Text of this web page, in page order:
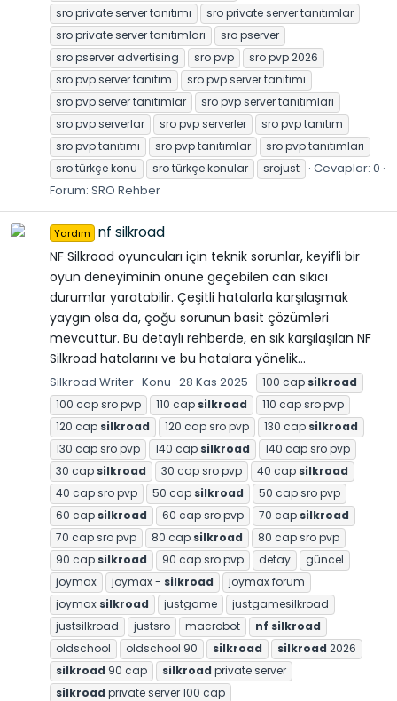
sro private server tanıtımı
sro private server tanıtımlar
sro private server tanıtımları
sro pserver
sro pserver advertising
sro pvp
sro pvp 2026
sro pvp server tanıtım
sro pvp server tanıtımı
sro pvp server tanıtımlar
sro pvp server tanıtımları
sro pvp serverlar
sro pvp serverler
sro pvp tanıtım
sro pvp tanıtımı
sro pvp tanıtımlar
sro pvp tanıtımları
sro türkçe konu
sro türkçe konular srojust
Cevaplar: 0
Forum: SRO Rehber
Yardım nf silkroad
NF Silkroad oyuncuları için teknik sorunlar, keyifli bir
oyun deneyiminin önüne geçebilen can sıkıcı
durumlar yaratabilir. Çeşitli hatalarla karşılaşmak
yaygın olsa da, çoğu sorunun basit çözümleri
mevcuttur. Bu detaylı rehberde, en sık karşılaşılan NF
Silkroad hatalarını ve bu hatalara yönelik...
Silkroad Writer Konu 28 Kas 2025 100 cap silkroad
100 cap sro pvp
110 cap silkroad
110 cap sro pvp
120 cap silkroad 120 cap sro pvp 130 cap silkroad
130 cap sro pvp
140 cap silkroad
140 cap sro pvp
30 cap silkroad 30 cap sro pvp 40 cap silkroad
40 cap sro pvp
50 cap silkroad
50 cap sro pvp
60 cap silkroad 60 cap sro pvp 70 cap silkroad
70 cap sro pvp
80 cap silkroad
80 cap sro pvp
90 cap silkroad 90 cap sro pvp detay
güncel
joymax
joymax - silkroad
joymax forum
joymax silkroad justgame
justgamesilkroad
justsilkroad
justsro macrobot nf silkroad
oldschool
oldschool 90 silkroad silkroad 2026
silkroad 90 cap silkroad private server
silkroad private server 100 cap